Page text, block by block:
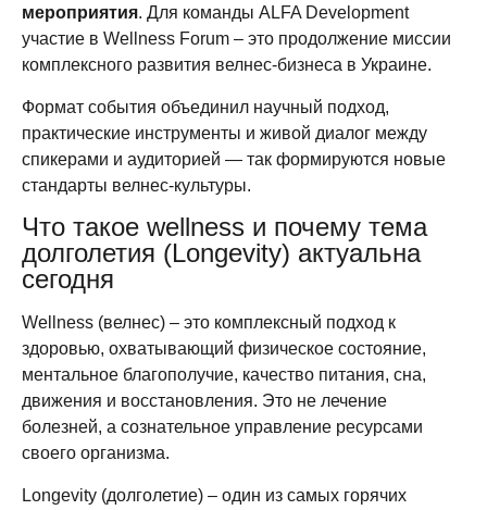
мероприятия. Для команды ALFA Development
участие в Wellness Forum – это продолжение миссии
комплексного развития велнес-бизнеса в Украине.
Формат события объединил научный подход,
практические инструменты и живой диалог между
спикерами и аудиторией — так формируются новые
стандарты велнес-культуры.
Что такое wellness и почему тема
долголетия (Longevity) актуальна
сегодня
Wellness (велнес) – это комплексный подход к
здоровью, охватывающий физическое состояние,
ментальное благополучие, качество питания, сна,
движения и восстановления. Это не лечение
болезней, а сознательное управление ресурсами
своего организма.
Longevity (долголетие) – один из самых горячих